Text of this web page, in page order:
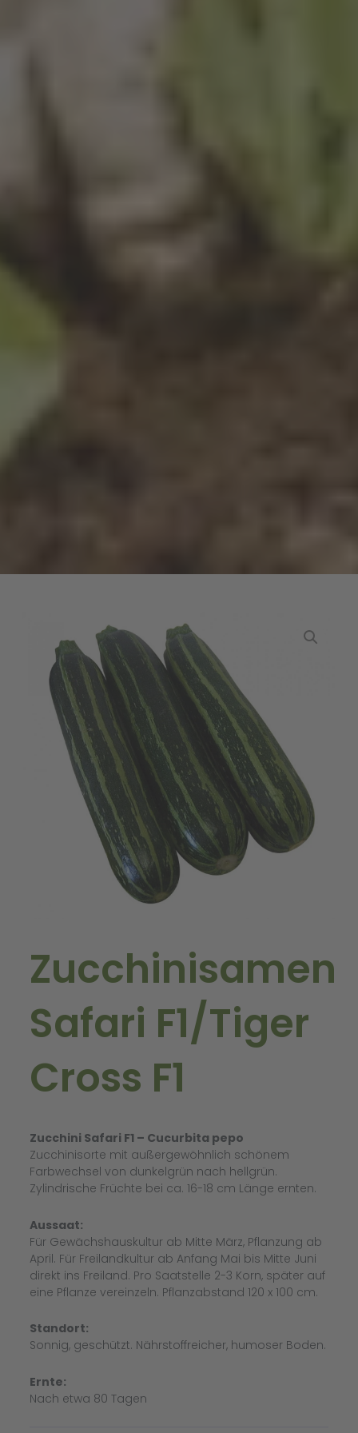
Zucchinisamen
Safari F1/Tiger
Cross F1
Zucchini Safari F1 – Cucurbita pepo
Zucchinisorte mit außergewöhnlich schönem
Farbwechsel von dunkelgrün nach hellgrün.
Zylindrische Früchte bei ca. 16-18 cm Länge ernten.
Aussaat:
Für Gewächshauskultur ab Mitte März, Pflanzung ab
April. Für Freilandkultur ab Anfang Mai bis Mitte Juni
direkt ins Freiland. Pro Saatstelle 2-3 Korn, später auf
eine Pflanze vereinzeln. Pflanzabstand 120 x 100 cm.
Standort:
Sonnig, geschützt. Nährstoffreicher, humoser Boden.
Ernte:
Nach etwa 80 Tagen